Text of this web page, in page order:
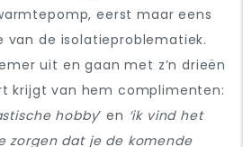
eerst maar eens
van de isolatieproblematiek.
uit en gaan met z’n drieën
krijgt van hem complimenten:
hobby’ en ‘ik vind het
zorgen dat je de komende